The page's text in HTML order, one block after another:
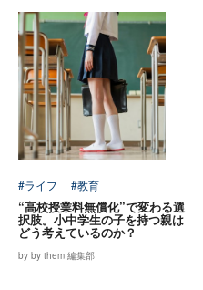
#ライフ #教育
“高校授業料無償化”で変わる選
択肢。小中学生の子を持つ親は
どう考えているのか？
by by them 編集部